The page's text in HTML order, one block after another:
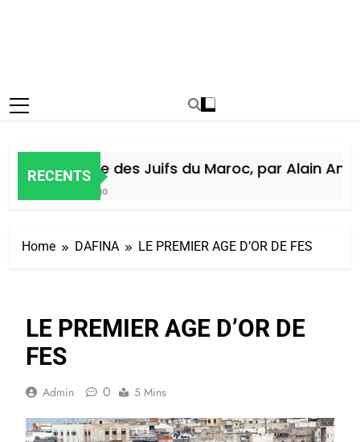
RECENTS
Histoire des Juifs du Maroc, par Alain Amiel
Home DAFINA LE PREMIER AGE D’OR DE FES
LE PREMIER AGE D’OR DE
FES
Admin 0 5 Mins